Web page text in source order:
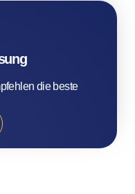
die beste